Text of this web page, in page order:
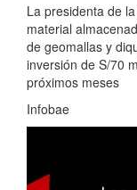
La presidenta de
material
de geomallas y
inversión de S/70
próximos meses
Infobae